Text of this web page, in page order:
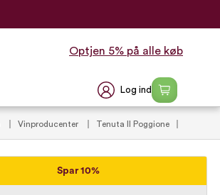
Optjen 5% på alle køb
Log ind
Vinproducenter
Tenuta Il Poggione
Spar 10%